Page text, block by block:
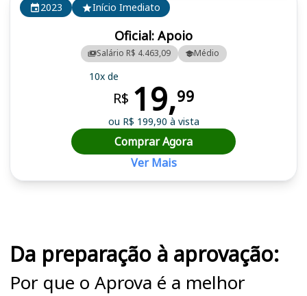
2023 Início Imediato
Oficial: Apoio
Salário R$ 4.463,09 Médio
10x de
R$ 19,99
ou R$ 199,90 à vista
Comprar Agora
Ver Mais
Da preparação à aprovação:
Por que o Aprova é a melhor